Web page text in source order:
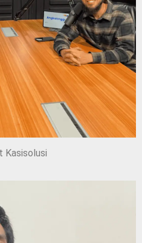
Kasisolusi